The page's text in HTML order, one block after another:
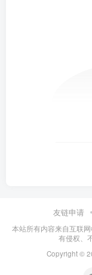
友链申请
本站所有内容来自互联
有侵权、
Copyright ©